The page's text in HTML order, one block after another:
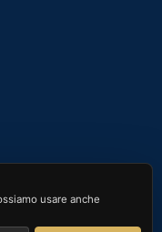
Privacy Policy
usare anche